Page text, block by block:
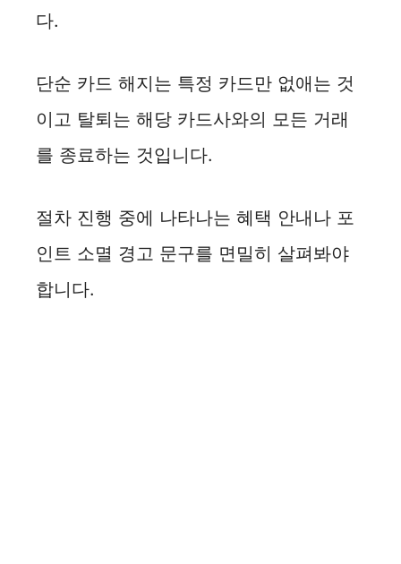
다.
단순 카드 해지는 특정 카드만 없애는 것
이고 탈퇴는 해당 카드사와의 모든 거래
를 종료하는 것입니다.
절차 진행 중에 나타나는 혜택 안내나 포
인트 소멸 경고 문구를 면밀히 살펴봐야
합니다.